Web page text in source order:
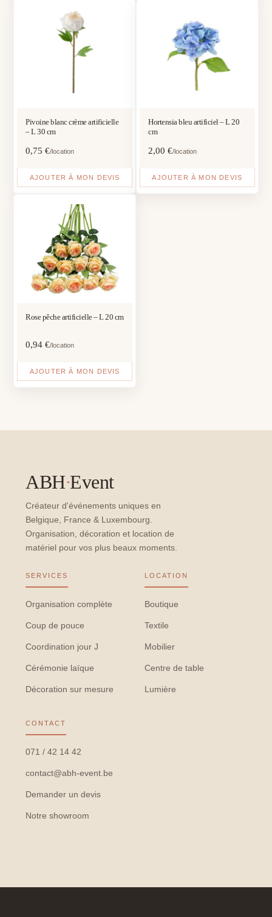
Pivoine blanc crème artificielle
– L 30 cm
0,75€/location
AJOUTER À MON DEVIS
Hortensia bleu artificiel – L 20
cm
2,00 €/location
AJOUTER À MON DEVIS
Rose pêche artificielle – L 20 cm
0,94€/location
AJOUTER À MON DEVIS
ABH·Event
Créateur d'événements uniques en
Belgique, France & Luxembourg.
Organisation, décoration et location de
matériel pour vos plus beaux moments.
SERVICES
Organisation complète
Coup de pouce
Coordination jour J
Cérémonie laïque
Décoration sur mesure
LOCATION
Boutique
Textile
Mobilier
Centre de table
Lumière
CONTACT
071 / 42 14 42
contact@abh-event.be
Demander un devis
Notre showroom